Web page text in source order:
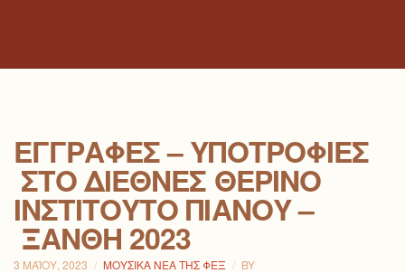
ΕΓΓΡΑΦΈΣ – ΥΠΟΤΡΟΦΊΕΣ
ΣΤΟ ΔΙΕΘΝΈΣ ΘΕΡΙΝΌ
ΙΝΣΤΙΤΟΎΤΟ ΠΙΆΝΟΥ –
ΞΆΝΘΗ 2023
3 ΜΑΪ́ΟΥ, 2023 ΜΟΥΣΙΚΆ ΝΈΑ ΤΗΣ ΦΕΞ BY